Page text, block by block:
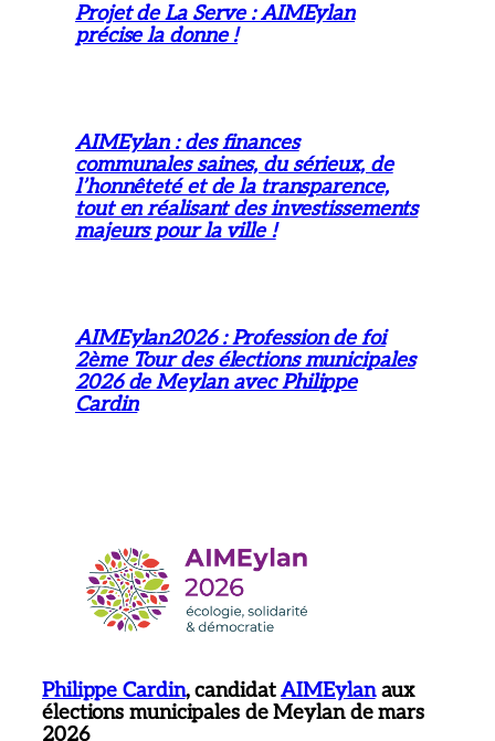
Projet de La Serve : AIMEylan
précise la donne !
AIMEylan : des finances
communales saines, du sérieux, de
l’honnêteté et de la transparence,
tout en réalisant des investissements
majeurs pour la ville !
AIMEylan2026 : Profession de foi
2ème Tour des élections municipales
2026 de Meylan avec Philippe
Cardin
Philippe Cardin, candidatAIMEylanaux
élections municipales de Meylan de mars
2026